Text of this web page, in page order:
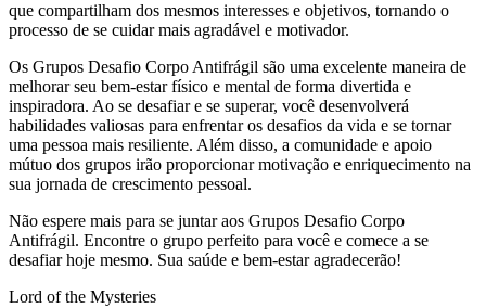
que compartilham dos mesmos interesses e objetivos, tornando o
processo de se cuidar mais agradável e motivador.
Os Grupos Desafio Corpo Antifrágil são uma excelente maneira de
melhorar seu bem-estar físico e mental de forma divertida e
inspiradora. Ao se desafiar e se superar, você desenvolverá
habilidades valiosas para enfrentar os desafios da vida e se tornar
uma pessoa mais resiliente. Além disso, a comunidade e apoio
mútuo dos grupos irão proporcionar motivação e enriquecimento na
sua jornada de crescimento pessoal.
Não espere mais para se juntar aos Grupos Desafio Corpo
Antifrágil. Encontre o grupo perfeito para você e comece a se
desafiar hoje mesmo. Sua saúde e bem-estar agradecerão!
Lord of the Mysteries